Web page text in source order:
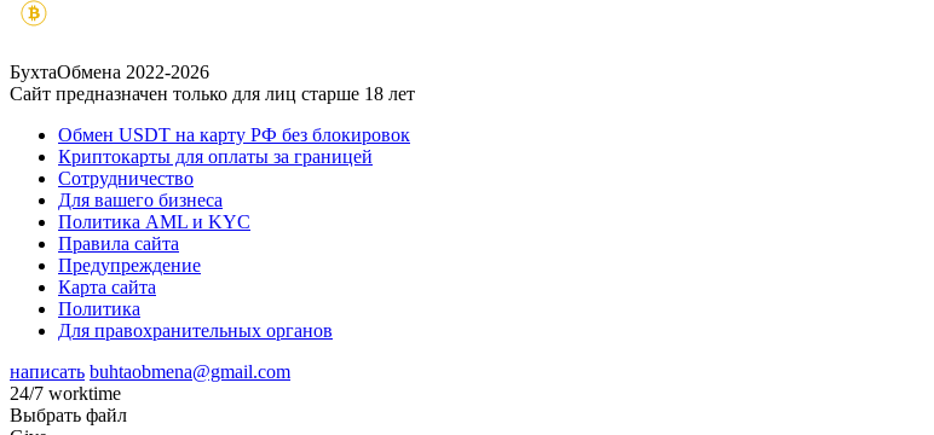
БухтаОбмена 2022-2026
Сайт предназначен только для лиц старше 18 лет
Обмен USDT на карту РФ без блокировок
Криптокарты для оплаты за границей
Сотрудничество
Для вашего бизнеса
Политика AML и KYC
Правила сайта
Предупреждение
Карта сайта
Политика
Для правохранительных органов
написать buhtaobmena@gmail.com
24/7 worktime
Выбрать файл